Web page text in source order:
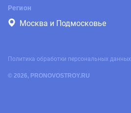
Регион
Москва и Подмосковье
© 2026, PRONOVOSTROY.RU
Политика обработки персональных данных